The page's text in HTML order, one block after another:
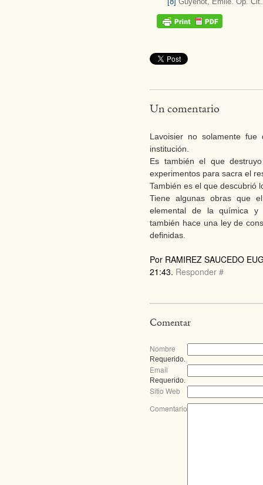
Un comentario
Lavoisier no solamente
institución.
Es también el que
experimentos para sacra el
También es el que descubrió
Tiene algunas obras que
elemental de la química y
también hace una ley de
definidas.
Por RAMIREZ SAUCEDO
21:43. Responder #
Comentar
Nombre
Requerido.
Email
Requerido.
Sitio Web
Comentario